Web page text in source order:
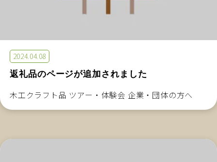
2024.04.08
返礼品のページが追加されました
木工クラフト品 ツアー・体験会 企業・団体の方へ